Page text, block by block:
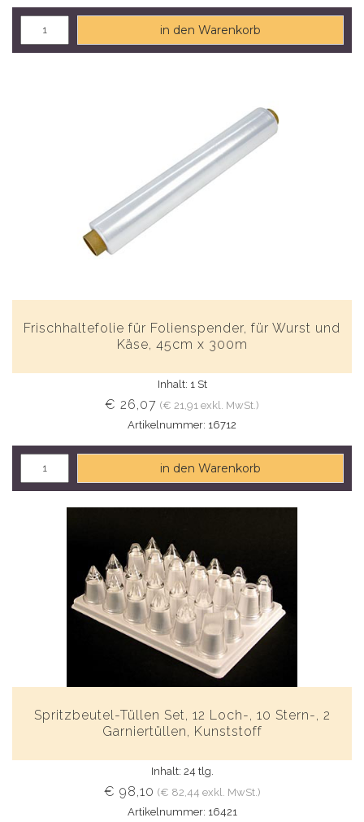
in den Warenkorb
Frischhaltefolie für Folienspender, für Wurst und
Käse, 45cm x 300m
Inhalt: 1 St
€ 26,07 (€ 21,91 exkl. MwSt.)
Artikelnummer: 16712
in den Warenkorb
Spritzbeutel-Tüllen Set, 12 Loch-, 10 Stern-, 2
Garniertüllen, Kunststoff
Inhalt: 24 tlg.
€ 98,10 (€ 82,44 exkl. MwSt.)
Artikelnummer: 16421